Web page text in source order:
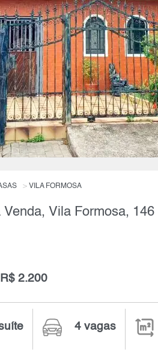
VILA FORMOSA
R$ 2.200
4 vagas